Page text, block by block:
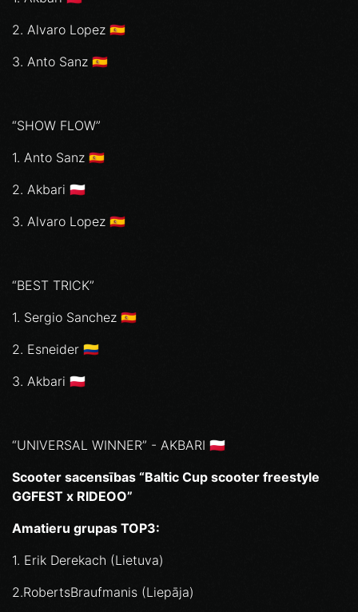
2. ⁠Alvaro Lopez 🇪🇸
3. ⁠Anto Sanz 🇪🇸
“SHOW FLOW”
1. Anto Sanz 🇪🇸
2. ⁠Akbari 🇵🇱
3. ⁠Alvaro Lopez 🇪🇸
“BEST TRICK”
1. Sergio Sanchez 🇪🇸
2. ⁠Esneider 🇨🇴
3. ⁠Akbari 🇵🇱
“UNIVERSAL WINNER” - AKBARI 🇵🇱
Scooter sacensības “Baltic Cup scooter freestyle
GGFEST x RIDEOO”
Amatieru grupas TOP3:
1. Erik Derekach (Lietuva)
2.RobertsBraufmanis (Liepāja)